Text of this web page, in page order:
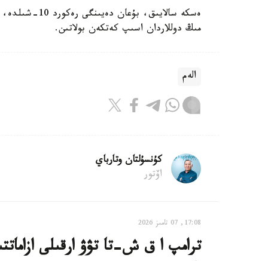
مىڭ دوللاردان اسىپ كەتكەن بولاتىن.
الەم
كۇنسۇلتان وتارباي
اۆتور
17:08, 07 تامىز 2026
ترامپ ا ق ش-تا تۋۋ ارقىلى